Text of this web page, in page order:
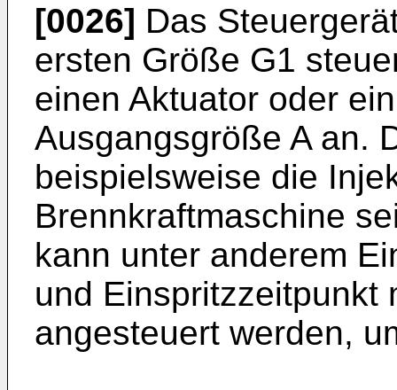
[0026] Das
ersten Größe G1
einen Aktuator oder
Ausgangsgröße A an.
beispielsweise die
Brennkraftmaschine
kann unter anderem
und Einspritzzeitpunkt
angesteuert werden,